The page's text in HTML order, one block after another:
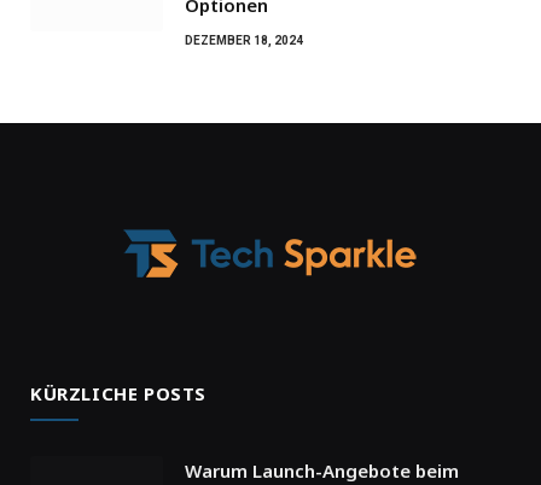
Optionen
DEZEMBER 18, 2024
KÜRZLICHE POSTS
Warum Launch-Angebote beim